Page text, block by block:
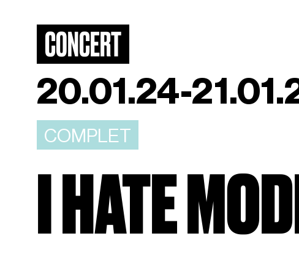
CONCERT
20.01.24-
COMPLET
I HATE